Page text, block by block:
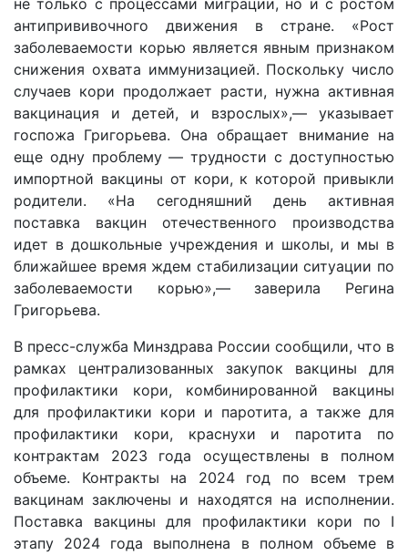
не только с процессами миграции, но и с ростом
антипрививочного движения в стране. «Рост
заболеваемости корью является явным признаком
снижения охвата иммунизацией. Поскольку число
случаев кори продолжает расти, нужна активная
вакцинация и детей, и взрослых»,— указывает
госпожа Григорьева. Она обращает внимание на
еще одну проблему — трудности с доступностью
импортной вакцины от кори, к которой привыкли
родители. «На сегодняшний день активная
поставка вакцин отечественного производства
идет в дошкольные учреждения и школы, и мы в
ближайшее время ждем стабилизации ситуации по
заболеваемости корью»,— заверила Регина
Григорьева.
В пресс-служба Минздрава России сообщили, что в
рамках централизованных закупок вакцины для
профилактики кори, комбинированной вакцины
для профилактики кори и паротита, а также для
профилактики кори, краснухи и паротита по
контрактам 2023 года осуществлены в полном
объеме. Контракты на 2024 год по всем трем
вакцинам заключены и находятся на исполнении.
Поставка вакцины для профилактики кори по I
этапу 2024 года выполнена в полном объеме в